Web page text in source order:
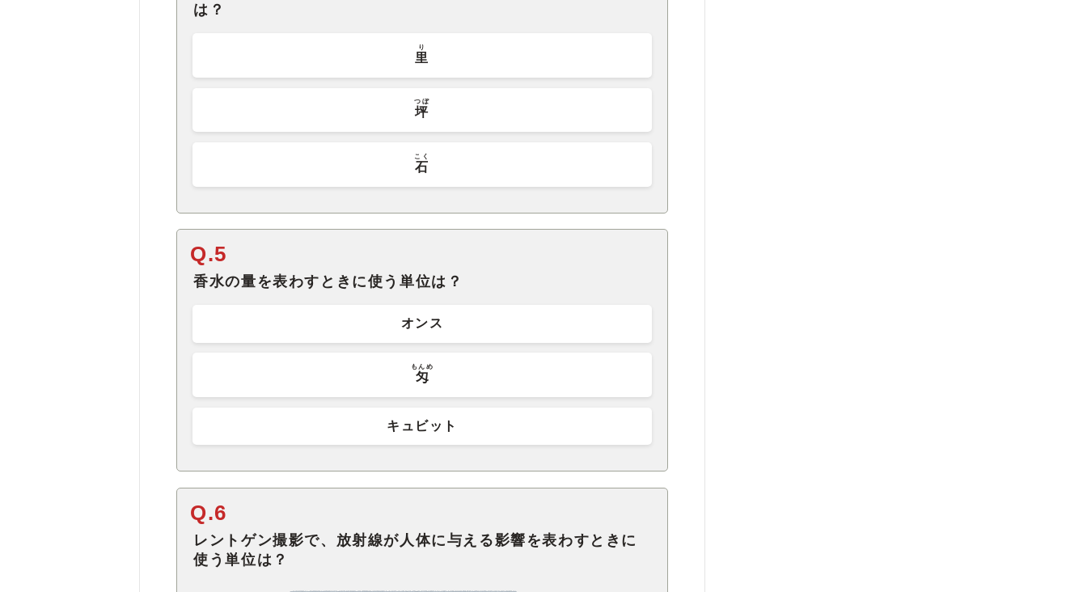
は？
里
り
坪
つぼ
石
こく
Q.5
香水の量を表わすときに使う単位は？
オンス
匁
もんめ
キュビット
Q.6
レントゲン撮影で、放射線が人体に与える影響を表わすときに
使う単位は？